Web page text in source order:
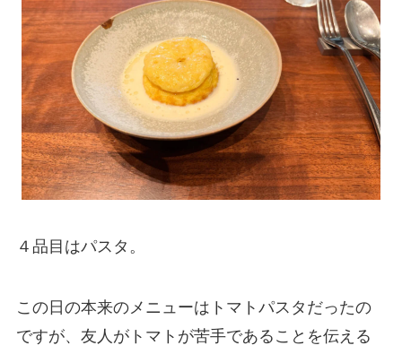
４品目はパスタ。
この日の本来のメニューはトマトパスタだったの
ですが、友人がトマトが苦手であることを伝える